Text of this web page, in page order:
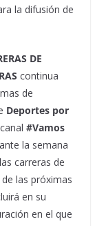
la difusión de
DE
continua
de
Deportes por
#Vamos
la semana
carreras de
las próximas
en su
en el que